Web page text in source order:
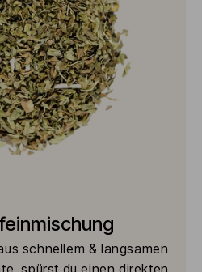
schnellem & langsamen
spürst du einen direkten